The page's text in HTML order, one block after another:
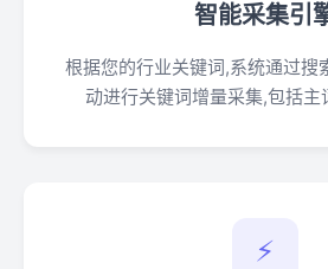
智能采集引
根据您的行业关键词,系统通过搜
动进行关键词增量采集,包括主
⚡